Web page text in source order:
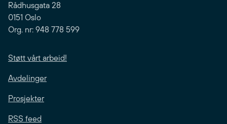
Rådhusgata 28
0151 Oslo
Org. nr: 948 778 599
Støtt vårt arbeid!
Avdelinger
Prosjekter
RSS feed